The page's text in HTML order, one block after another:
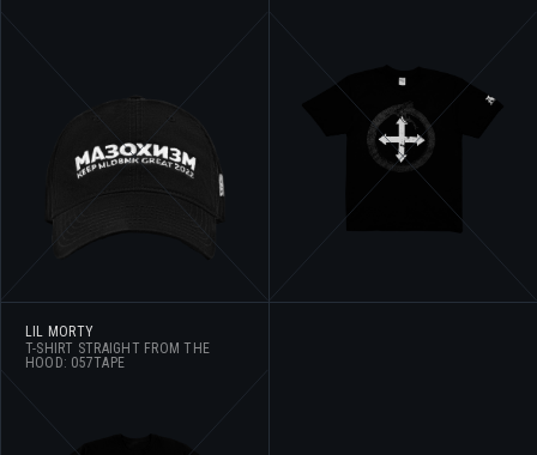
LIL MORTY
T-SHIRT STRAIGHT FROM THE
HOOD: 057TAPE